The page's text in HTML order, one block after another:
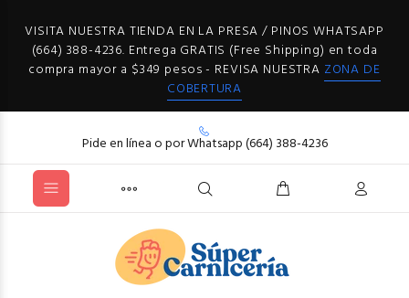
VISITA NUESTRA TIENDA EN LA PRESA / PINOS WHATSAPP
(664) 388-4236. Entrega GRATIS (Free Shipping) en toda
compra mayor a $349 pesos - REVISA NUESTRA ZONA DE
COBERTURA
Pide en línea o por Whatsapp (664) 388-4236